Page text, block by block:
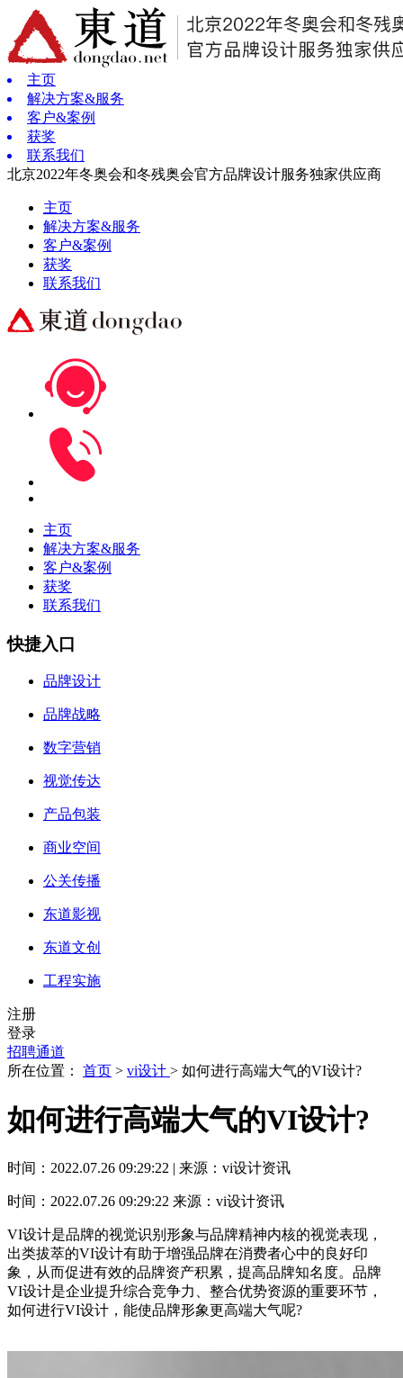
主页
解决方案&服务
客户&案例
获奖
联系我们
北京2022年冬奥会和冬残奥会官方品牌设计服务独家供应商
主页
解决方案&服务
客户&案例
获奖
联系我们
主页
解决方案&服务
客户&案例
获奖
联系我们
快捷入口
品牌设计
品牌战略
数字营销
视觉传达
产品包装
商业空间
公关传播
东道影视
东道文创
工程实施
注册
登录
招聘通道
所在位置： 首页 > vi设计 > 如何进行高端大气的VI设计?
如何进行高端大气的VI设计?
时间：2022.07.26 09:29:22 | 来源：vi设计资讯
时间：2022.07.26 09:29:22 来源：vi设计资讯
VI设计是品牌的视觉识别形象与品牌精神内核的视觉表现，
出类拔萃的VI设计有助于增强品牌在消费者心中的良好印
象，从而促进有效的品牌资产积累，提高品牌知名度。品牌
VI设计是企业提升综合竞争力、整合优势资源的重要环节，
如何进行VI设计，能使品牌形象更高端大气呢?